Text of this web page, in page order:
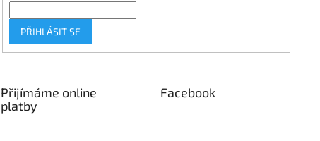
PŘIHLÁSIT SE
Přijímáme online
platby
Facebook